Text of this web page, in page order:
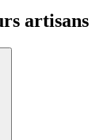
artisans